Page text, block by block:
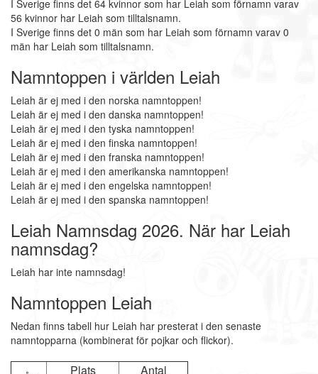
I Sverige finns det 64 kvinnor som har Leiah som förnamn varav
56 kvinnor har Leiah som tilltalsnamn.
I Sverige finns det 0 män som har Leiah som förnamn varav 0
män har Leiah som tilltalsnamn.
Namntoppen i världen Leiah
Leiah är ej med i den norska namntoppen!
Leiah är ej med i den danska namntoppen!
Leiah är ej med i den tyska namntoppen!
Leiah är ej med i den finska namntoppen!
Leiah är ej med i den franska namntoppen!
Leiah är ej med i den amerikanska namntoppen!
Leiah är ej med i den engelska namntoppen!
Leiah är ej med i den spanska namntoppen!
Leiah Namnsdag 2026. När har Leiah
namnsdag?
Leiah har inte namnsdag!
Namntoppen Leiah
Nedan finns tabell hur Leiah har presterat i den senaste
namntopparna (kombinerat för pojkar och flickor).
Plats
Antal